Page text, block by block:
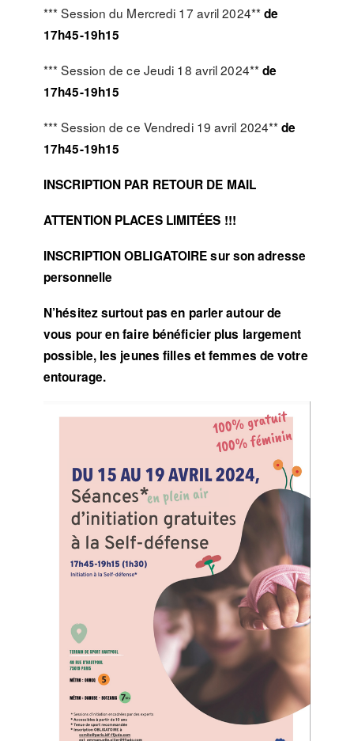
*** Session du Mercredi 17 avril 2024** de
17h45-19h15
*** Session de ce Jeudi 18 avril 2024** de
17h45-19h15
*** Session de ce Vendredi 19 avril 2024**de
17h45-19h15
INSCRIPTION PAR RETOUR DE MAIL
ATTENTION PLACES LIMITÉES !!!
INSCRIPTION OBLIGATOIRE sur son adresse
personnelle
N’hésitez surtout pas en parler autour de
vous pour en faire bénéficier plus largement
possible, les jeunes filles et femmes de votre
entourage.